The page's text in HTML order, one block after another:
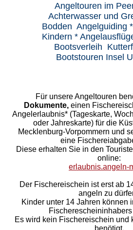
Angeltouren im
Achterwasser und
Bodden Angelguiding
Kindern *
Bootsverleih
Bootstouren Insel
Für unsere Angeltouren
Dokumente, einen
Angelerlaubnis* (Tageskarte,
oder Jahreskarte) für die
Mecklenburg-Vorpommern und
eine
Diese erhalten Sie in den
online:
erlaubnis.angeln-
Der Fischereischein ist erst ab
angeln zu
Kinder unter 14 Jahren können
Es wird kein Fischereischein und